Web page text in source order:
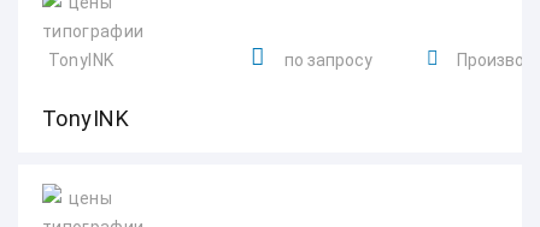
TonyINK
по запросу